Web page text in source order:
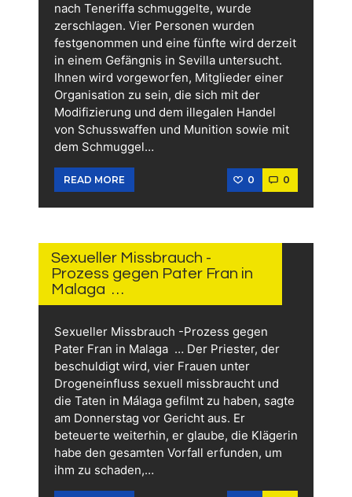
nach Teneriffa schmuggelte, wurde
zerschlagen. Vier Personen wurden
festgenommen und eine fünfte wird derzeit
in einem Gefängnis in Sevilla untersucht.
Ihnen wird vorgeworfen, Mitglieder einer
Organisation zu sein, die sich mit der
Modifizierung und dem illegalen Handel
von Schusswaffen und Munition sowie mit
dem Schmuggel…
READ MORE 0 0
Sexueller Missbrauch -
Prozess gegen Pater Fran in
Malaga …
Sexueller Missbrauch -Prozess gegen
Pater Fran in Malaga … Der Priester, der
beschuldigt wird, vier Frauen unter
Drogeneinfluss sexuell missbraucht und
die Taten in Málaga gefilmt zu haben, sagte
am Donnerstag vor Gericht aus. Er
beteuerte weiterhin, er glaube, die Klägerin
habe den gesamten Vorfall erfunden, um
ihm zu schaden,…